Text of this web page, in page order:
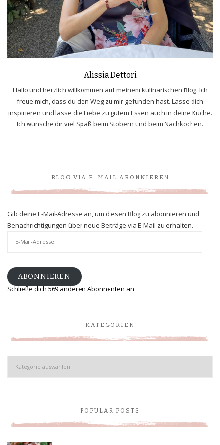
Alissia Dettori
Hallo und herzlich willkommen auf meinem kulinarischen Blog. Ich
freue mich, dass du den Weg zu mir gefunden hast. Lasse dich
inspirieren und lasse die Liebe zu gutem Essen auch in deine Küche.
Ich wünsche dir viel Spaß beim Stöbern und beim Nachkochen.
BLOG VIA E-MAIL ABONNIEREN
Gib deine E-Mail-Adresse an, um diesen Blog zu abonnieren und
Benachrichtigungen über neue Beiträge via E-Mail zu erhalten.
ABONNIEREN
Schließe dich 569 anderen Abonnenten an
KATEGORIEN
Kategorien
POPULAR POSTS